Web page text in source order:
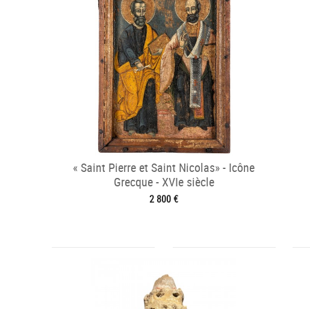
« Saint Pierre et Saint Nicolas» - Icône
Grecque - XVIe siècle
2 800 €